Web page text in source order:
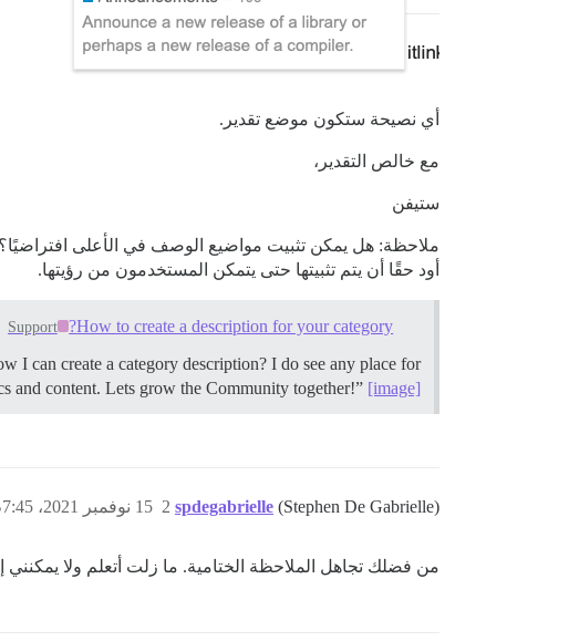
أي نصيحة ستكون موضع تقدير.
مع خالص التقدير،
ستيفن
ملاحظة: هل يمكن تثبيت مواضيع الوصف في الأعلى افتراضيًا؟
أود حقًا أن يتم تثبيتها حتى يتمكن المستخدمون من رؤيتها.
How to create a description for your category?
Support
I can create a category description? I do see any place for
and content. Lets grow the Community together!” [image]
spdegabrielle (Stephen De Gabrielle) 15 نوفمبر 2021، 7:45م 2
من فضلك تجاهل الملاحظة الختامية. ما زلت أتعلم ولا يمكنني